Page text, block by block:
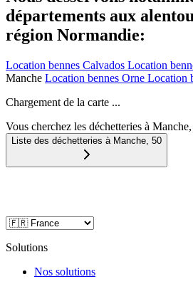
départements aux
région Normandie:
Location bennes Calvados Location
Manche Location bennes Orne Location
Chargement de la carte ...
Vous cherchez les déchetteries à
Liste des déchetteries à Manche, 50
Solutions
Nos solutions